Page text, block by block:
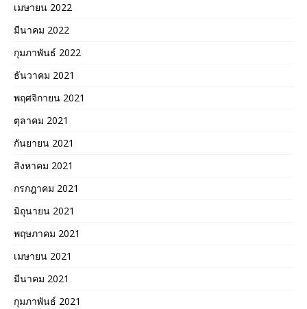
เมษายน 2022
มีนาคม 2022
กุมภาพันธ์ 2022
ธันวาคม 2021
พฤศจิกายน 2021
ตุลาคม 2021
กันยายน 2021
สิงหาคม 2021
กรกฎาคม 2021
มิถุนายน 2021
พฤษภาคม 2021
เมษายน 2021
มีนาคม 2021
กุมภาพันธ์ 2021